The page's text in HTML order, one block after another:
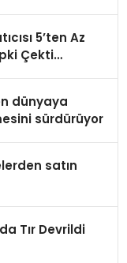
5’ten Az
Çekti
dünyaya
sürdürüyor
satın
Tır Devrildi